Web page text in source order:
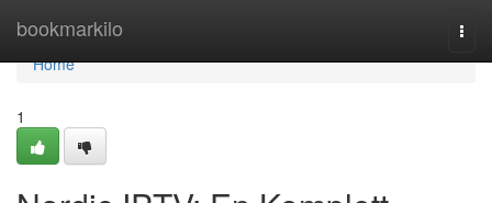
bookmarkilo
Home
Home
1